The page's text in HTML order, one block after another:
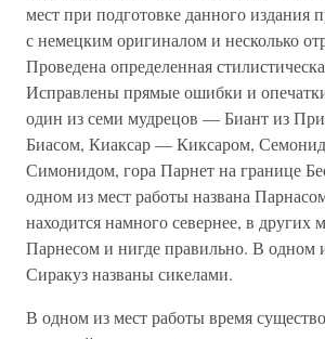
мест при подготовке данного издания
с немецким оригиналом и несколько
Прове­дена определенная
Исправлены пря­мые ошибки и
один из семи муд­рецов — Биант из
Биасом, Киаксар — Киксаром,
Симонидом, гора Парнет на границе
одном из мест работы названа
находится намного севернее, в других
Парнесом и нигде правильно. В одном
Сиракуз названы сикелами.
В одном из мест работы время